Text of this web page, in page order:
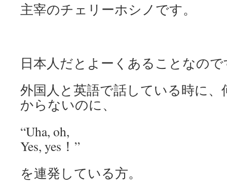
主宰のチェリーホシノです。
日本人だとよーくあることなの
外国人と英語で話している時に
からないのに、
“Uha, oh,
Yes, yes！”
を連発している方。